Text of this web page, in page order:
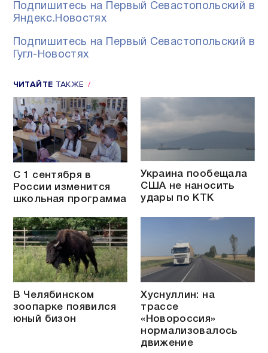
Подпишитесь на Первый Севастопольский в
Яндекс.Новостях
Подпишитесь на Первый Севастопольский в
Гугл-Новостях
ЧИТАЙТЕ ТАКЖЕ
С 1 сентября в
России изменится
школьная программа
Украина пообещала
США не наносить
удары по КТК
В Челябинском
зоопарке появился
юный бизон
Хуснуллин: на
трассе
«Новороссия»
нормализовалось
движение